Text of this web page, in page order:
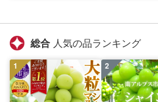
総合 人気の品ランキング
1 2